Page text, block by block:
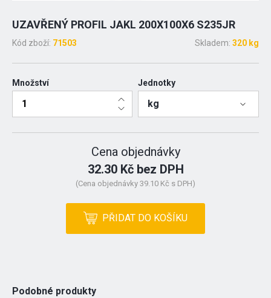
UZAVŘENÝ PROFIL JAKL 200X100X6 S235JR
Kód zboží: 71503 Skladem: 320 kg
Množství Jednotky
kg
Cena objednávky
32.30 Kč bez DPH
(Cena objednávky 39.10 Kč s DPH)
PŘIDAT DO KOŠÍKU
Podobné produkty